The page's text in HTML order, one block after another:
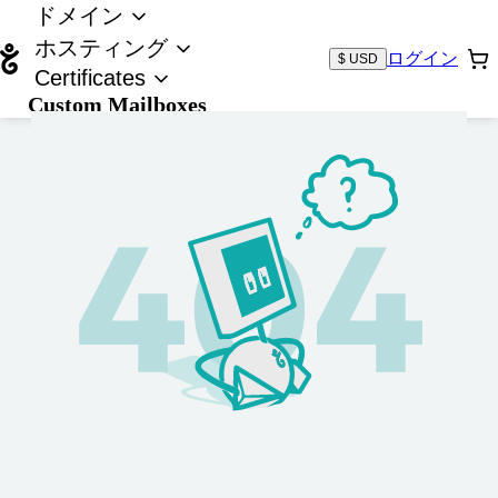
ドメイン
ホスティング
Certificates
Custom Mailboxes
$ USD ログイン